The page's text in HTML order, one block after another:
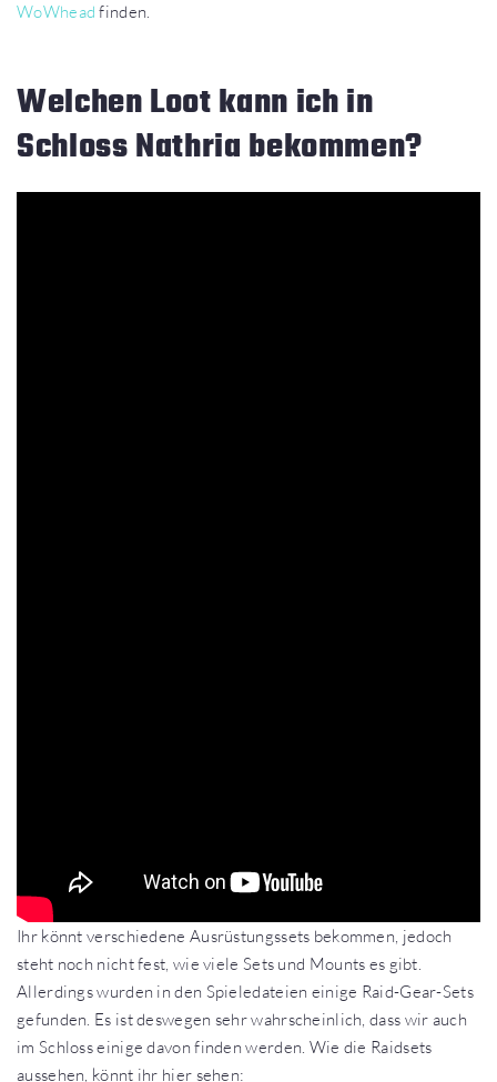
WoWheadfinden.
Welchen Loot kann ich in
Schloss Nathria bekommen?
Ihr könnt verschiedene Ausrüstungssets bekommen, jedoch
steht noch nicht fest, wie viele Sets und Mounts es gibt.
Allerdings wurden in den Spieledateien einige Raid-Gear-Sets
gefunden. Es ist deswegen sehr wahrscheinlich, dass wir auch
im Schloss einige davon finden werden. Wie die Raidsets
aussehen, könnt ihr hier sehen: